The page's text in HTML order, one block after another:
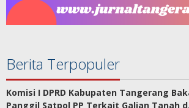
Berita Terpopuler
Komisi I DPRD Kabupaten Tangerang
Panggil Satpol PP Terkait Galian Tanah